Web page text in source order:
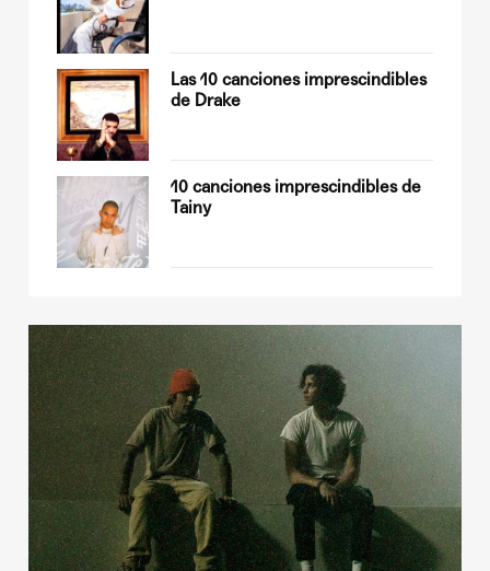
Las 10 canciones imprescindibles
de Drake
10 canciones imprescindibles de
Tainy